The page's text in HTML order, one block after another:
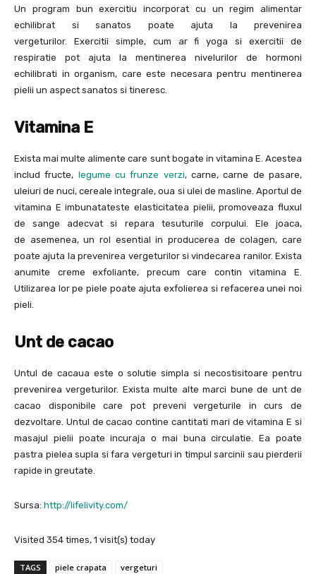
Un program bun exercitiu incorporat cu un regim alimentar
echilibrat si sanatos poate ajuta la prevenirea
vergeturilor. Exercitii simple, cum ar fi yoga si exercitii de
respiratie pot ajuta la mentinerea nivelurilor de hormoni
echilibrati in organism, care este necesara pentru mentinerea
pielii un aspect sanatos si tineresc.
Vitamina E
Exista mai multe alimente care sunt bogate in vitamina E. Acestea
includ fructe, legume cu frunze verzi, carne, carne de pasare,
uleiuri de nuci, cereale integrale, oua si ulei de masline. Aportul de
vitamina E imbunatateste elasticitatea pielii, promoveaza fluxul
de sange adecvat si repara tesuturile corpului. Ele joaca,
de asemenea, un rol esential in producerea de colagen, care
poate ajuta la prevenirea vergeturilor si vindecarea ranilor. Exista
anumite creme exfoliante, precum care contin vitamina E.
Utilizarea lor pe piele poate ajuta exfolierea si refacerea unei noi
pieli.
Unt de cacao
Untul de cacaua este o solutie simpla si necostisitoare pentru
prevenirea vergeturilor. Exista multe alte marci bune de unt de
cacao disponibile care pot preveni vergeturile in curs de
dezvoltare. Untul de cacao contine cantitati mari de vitamina E si
masajul pielii poate incuraja o mai buna circulatie. Ea poate
pastra pielea supla si fara vergeturi in timpul sarcinii sau pierderii
rapide in greutate.
Sursa: http://lifelivity.com/
Visited 354 times, 1 visit(s) today
TAGS piele crapata vergeturi